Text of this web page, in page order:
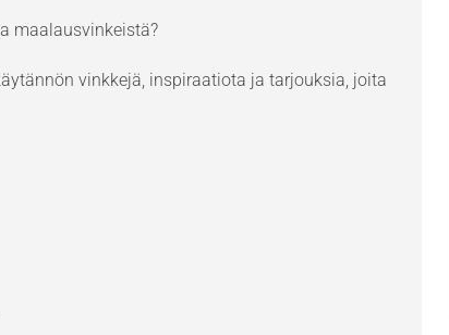
maalausvinkeistä?
vinkkejä, inspiraatiota ja tarjouksia, joita